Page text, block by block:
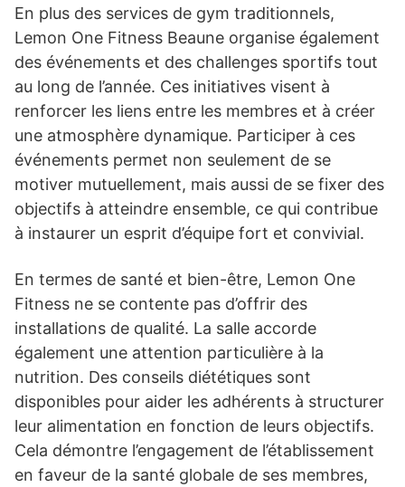
En plus des services de gym traditionnels,
Lemon One Fitness Beaune organise également
des événements et des challenges sportifs tout
au long de l’année. Ces initiatives visent à
renforcer les liens entre les membres et à créer
une atmosphère dynamique. Participer à ces
événements permet non seulement de se
motiver mutuellement, mais aussi de se fixer des
objectifs à atteindre ensemble, ce qui contribue
à instaurer un esprit d’équipe fort et convivial.
En termes de santé et bien-être, Lemon One
Fitness ne se contente pas d’offrir des
installations de qualité. La salle accorde
également une attention particulière à la
nutrition. Des conseils diététiques sont
disponibles pour aider les adhérents à structurer
leur alimentation en fonction de leurs objectifs.
Cela démontre l’engagement de l’établissement
en faveur de la santé globale de ses membres,